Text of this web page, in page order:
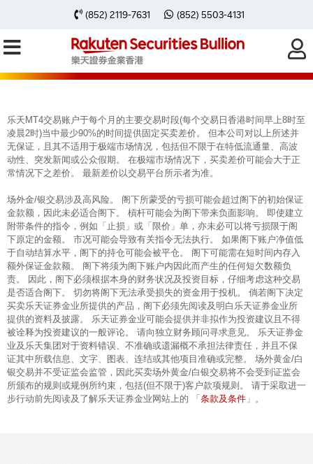
(852) 2119-7631 (852) 5503-4131
每周黃金分析 20251020
乐天MT4交易账户于每个月的主要交易时段(每个交易日香港时间早上8时至
凌晨2时)当中最少90%的时间提供固定买卖差价。 但本公司对以上所述并
无保证，且其不适用于极端市场情况，包括但不限于在特低流通量、高波
动性、突发新闻或公众假期。 在极端市场情况下，买卖差价可能会大于正
常情况下之差价。 最新差价以交易平台所示者为准。
场外金/银交易涉及高风险。 阁下所蒙受的亏损可能会超过阁下的初始保证
金款额，因此未必适合阁下。 槓杆可能会为阁下带来负面影响。 即使建立
附带条件的指令，例如「止损」或「限价」单，亦未必可以将亏损限于阁
下原定的金额。 市况可能会导致有关指令无法执行。 如果阁下账户净值低
于自动结算水平，阁下的持仓可能会被平仓。 阁下可能需在短时间内存入
额外保证金款额。 阁下将须为阁下账户内因此而产生的任何短欠数额负
责。 因此，阁下必须根据本身的财务状况及投资目标，仔细考虑这种交易
是否适合阁下。 切勿将阁下无法承受损失的资金用于投机。 倘若阁下决定
买卖乐天证券金业所提供的产品，阁下必须先阅读及明白乐天证券金业所
提供的资料及披露。 乐天证券金业可能会提供并非拟作为投资建议且不得
被诠释为投资建议的一般评论。 请向独立财务顾问寻求意见。 乐天证券金
业及乐天集团对于资料错误、不准确或遗漏概不承担法律责任，并且不保
证其中所载信息、文字、图表、连结或其他项目准确或完整。 场外黄金/白
银交易并不受证监会监管，因此买卖场外黄金/白银交易将不会受到证监会
所颁布的规则或规例所约束，包括(但不限于)客户款项规则。 请于采取进一
步行动前先阅读及了解乐天证券金业网站上的 「 条款及条件 」。